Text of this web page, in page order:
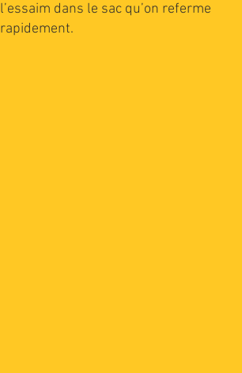
l’essaim dans le sac qu’on referme
rapidement.